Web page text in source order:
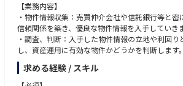
【業務内容】
・物件情報収集：売買仲介会社や信託銀行等と
信頼関係を築き、優良な物件情報を入手していきま
・調査、判断：入手した物件情報の立地や利回
し、資産運用に有効な物件かどうかを判断します。
・仕入れ：販売の際に必要な物件資料を作成する
す。
・売却：売買仲介会社等に依頼し物件の売却を行
求める経験 / スキル